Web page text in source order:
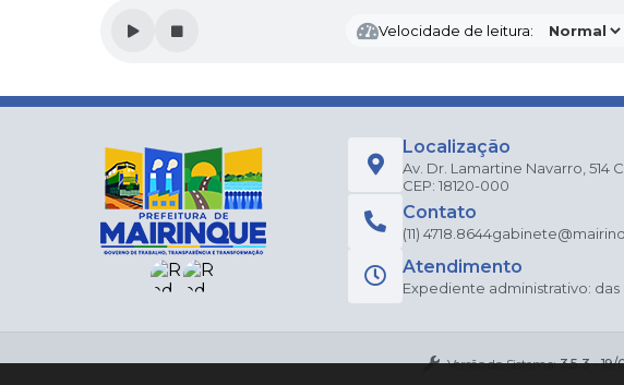
Velocidade de leitura:
Localização
Av. Dr. Lamartine Navarro, 514
CEP: 18120-000
Contato
(11) 4718.8644
Atendimento
Expediente administrativo: das
Versão do Sistema:3.5.3 -